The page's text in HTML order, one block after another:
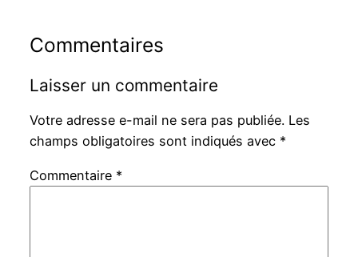
Commentaires
Laisser un commentaire
Votre adresse e-mail ne sera pas publiée. Les
champs obligatoires sont indiqués avec *
Commentaire *